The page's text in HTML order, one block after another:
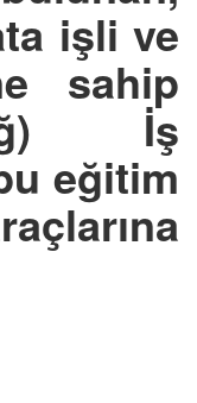
işli ve
sahip
ğ) İş
eğitim